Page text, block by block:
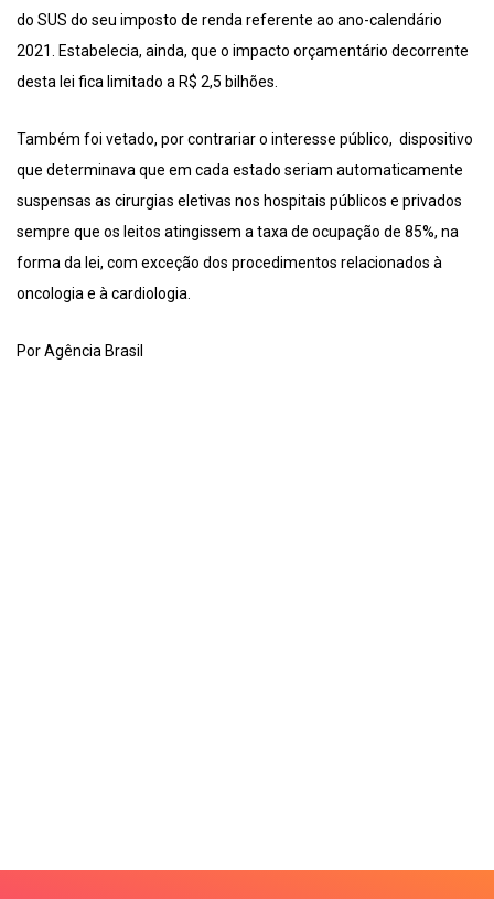
do SUS do seu imposto de renda referente ao ano-calendário
2021. Estabelecia, ainda, que o impacto orçamentário decorrente
desta lei fica limitado a R$ 2,5 bilhões.
Também foi vetado, por contrariar o interesse público, dispositivo
que determinava que em cada estado seriam automaticamente
suspensas as cirurgias eletivas nos hospitais públicos e privados
sempre que os leitos atingissem a taxa de ocupação de 85%, na
forma da lei, com exceção dos procedimentos relacionados à
oncologia e à cardiologia.
Por Agência Brasil